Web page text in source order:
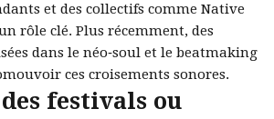
et des collectifs comme Native
rôle clé. Plus récemment, des
dans le néo‑soul et le beatmaking
ces croisements sonores.
festivals ou